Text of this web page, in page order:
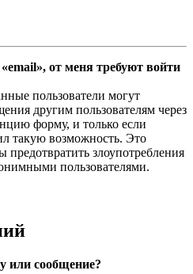
от меня требуют войти
пользователи могут
другим пользователям через
форму, и только если
такую возможность. Это
предотвратить злоупотребления
пользователями.
или сообщение?